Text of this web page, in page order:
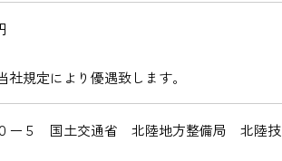
規定により優遇致します。
ー５ 国土交通省 北陸地方整備局 北陸技